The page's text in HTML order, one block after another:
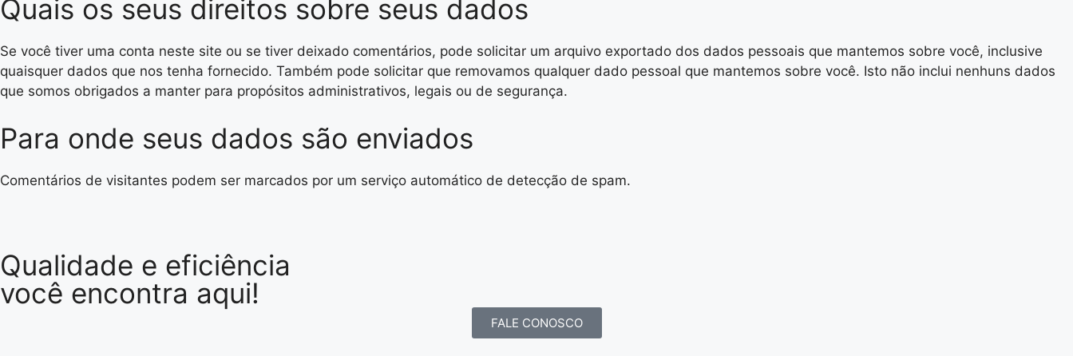
Quais os seus direitos sobre seus dados
Se você tiver uma conta neste site ou se tiver deixado comentários, pode solicitar um arquivo exportado dos dados pessoais que mantemos sobre você, inclusive
quaisquer dados que nos tenha fornecido. Também pode solicitar que removamos qualquer dado pessoal que mantemos sobre você. Isto não inclui nenhuns dados
que somos obrigados a manter para propósitos administrativos, legais ou de segurança.
Para onde seus dados são enviados
Comentários de visitantes podem ser marcados por um serviço automático de detecção de spam.
Qualidade e eficiência
você encontra aqui!
FALE CONOSCO